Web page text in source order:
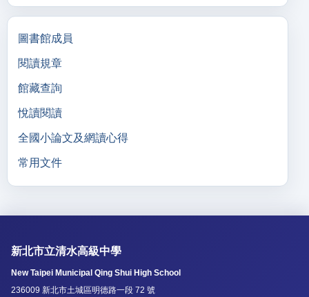
圖書館成員
閱讀規章
館藏查詢
悅讀閱讀
全國小論文及網讀心得
常用文件
新北市立清水高級中學
New Taipei Municipal Qing Shui High School
236009 新北市土城區明德路一段 72 號